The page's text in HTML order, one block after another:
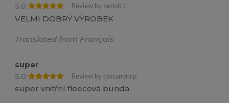
5.0
Review by benoit c.
VELMI DOBRÝ VÝROBEK
Translated from Français
super
5.0
Review by cassandra p.
super vnitřní fleecová bunda